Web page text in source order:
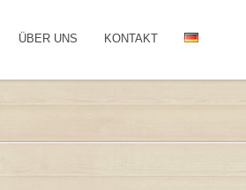
ÜBER UNS KONTAKT